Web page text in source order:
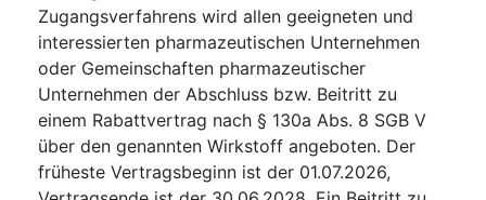
Zugangsverfahrens wird allen geeigneten und
interessierten pharmazeutischen Unternehmen
oder Gemeinschaften pharmazeutischer
Unternehmen der Abschluss bzw. Beitritt zu
einem Rabattvertrag nach § 130a Abs. 8 SGB V
über den genannten Wirkstoff angeboten. Der
früheste Vertragsbeginn ist der 01.07.2026,